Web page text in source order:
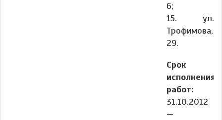
6;
15. ул.
Трофимова,
29.
Срок
исполнения
работ:
31.10.2012
—